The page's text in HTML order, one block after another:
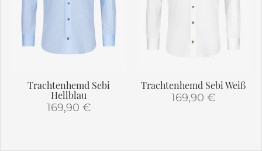
Trachtenhemd Sebi
Hellblau
169,90 €
Trachtenhemd Sebi Weiß
169,90€